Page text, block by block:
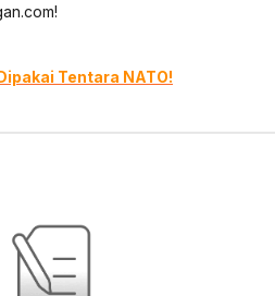
Tentara NATO!